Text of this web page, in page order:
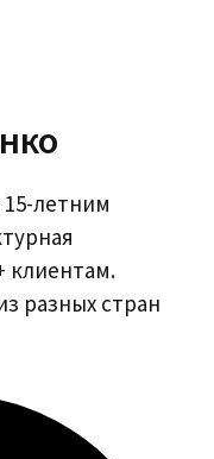
летним
клиентам.
разных стран